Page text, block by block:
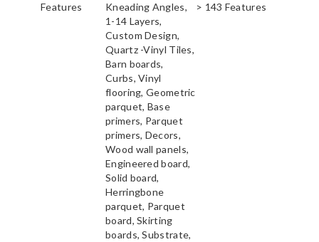
Features
Kneading Angles,
1-14 Layers,
Custom Design,
> 143 Features
Quartz -Vinyl Tiles,
Barn boards,
Curbs, Vinyl
flooring, Geometric
parquet, Base
primers, Parquet
primers, Decors,
Wood wall panels,
Engineered board,
Solid board,
Herringbone
parquet, Parquet
board, Skirting
boards, Substrate,